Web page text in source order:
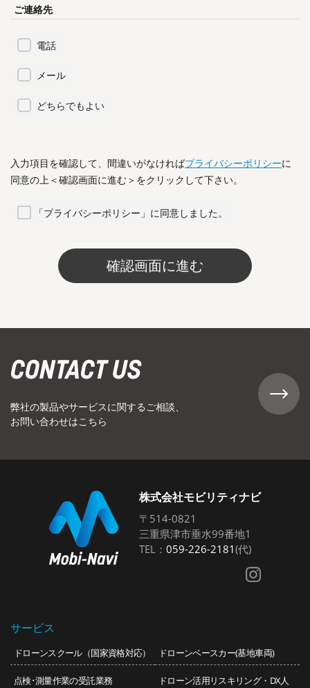
ご連絡先
電話
メール
どちらでもよい
入力項目を確認して、間違いがなければプライバシーポリシーに
同意の上＜確認画面に進む＞をクリックして下さい。
「プライバシーポリシー」に同意しました。
CONTACT US
弊社の製品やサービスに関するご相談、
お問い合わせはこちら
株式会社モビリティナビ
〒514-0821
三重県津市垂水99番地1
TEL： 059-226-2181(代)
サービス
ドローンスクール（国家資格対応） ドローンベースカー(基地車両)
点検･測量作業の受託業務
ドローン活用リスキリング・DX人